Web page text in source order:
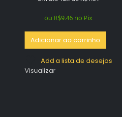
ou R$9.46 no Pix
Adicionar ao carrinho
Add a lista de desejos
Visualizar